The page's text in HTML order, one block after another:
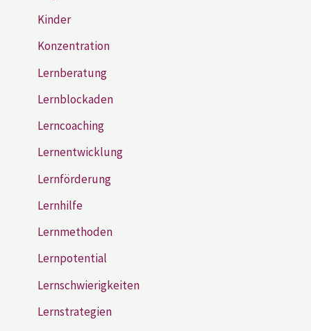
Kinder
Konzentration
Lernberatung
Lernblockaden
Lerncoaching
Lernentwicklung
Lernförderung
Lernhilfe
Lernmethoden
Lernpotential
Lernschwierigkeiten
Lernstrategien